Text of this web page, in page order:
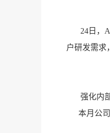
24日，
户研发需求
强化内
本月公司